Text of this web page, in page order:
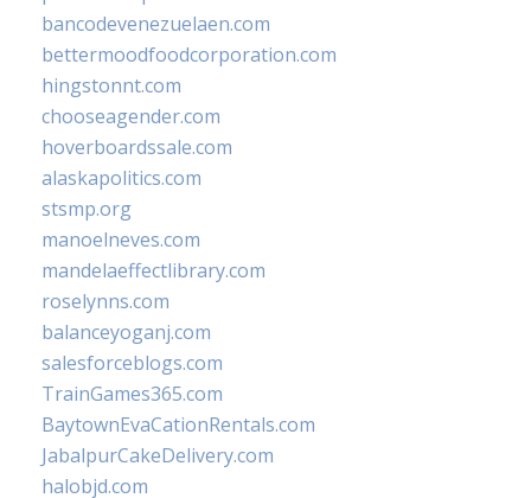
bancodevenezuelaen.com
bettermoodfoodcorporation.com
hingstonnt.com
chooseagender.com
hoverboardssale.com
alaskapolitics.com
stsmp.org
manoelneves.com
mandelaeffectlibrary.com
roselynns.com
balanceyoganj.com
salesforceblogs.com
TrainGames365.com
BaytownEvaCationRentals.com
JabalpurCakeDelivery.com
halobjd.com